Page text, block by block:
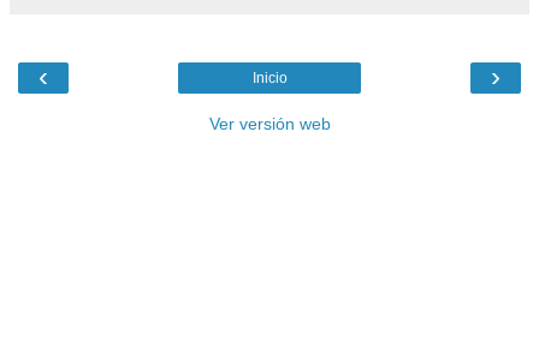
‹ ›
Inicio
Ver versión web